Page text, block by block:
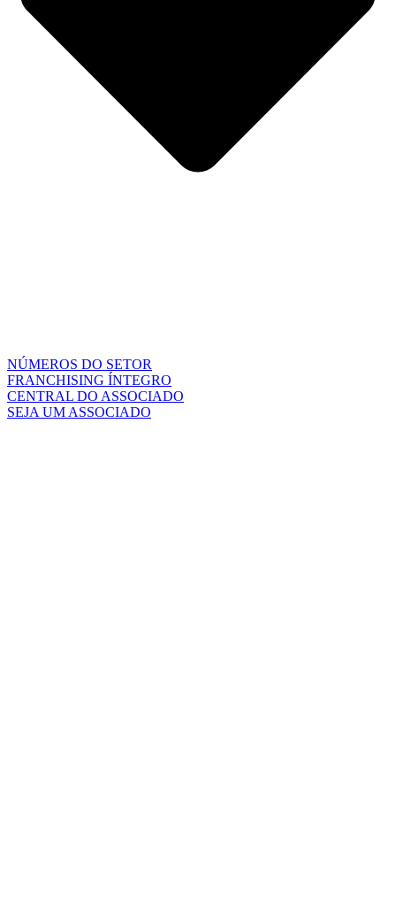
NÚMEROS DO SETOR
FRANCHISING ÍNTEGRO
CENTRAL DO ASSOCIADO
SEJA UM ASSOCIADO